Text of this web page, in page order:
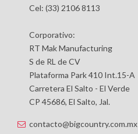
Cel: (33) 2106 8113
Corporativo:
RT Mak Manufacturing
S de RL de CV
Plataforma Park 410 Int.15-A
Carretera El Salto - El Verde
CP 45686, El Salto, Jal.
contacto@bigcountry.com.mx